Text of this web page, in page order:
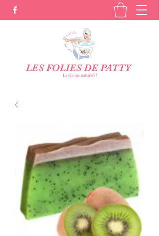
LES FOLIES DE PATTY
La vie au naturel !